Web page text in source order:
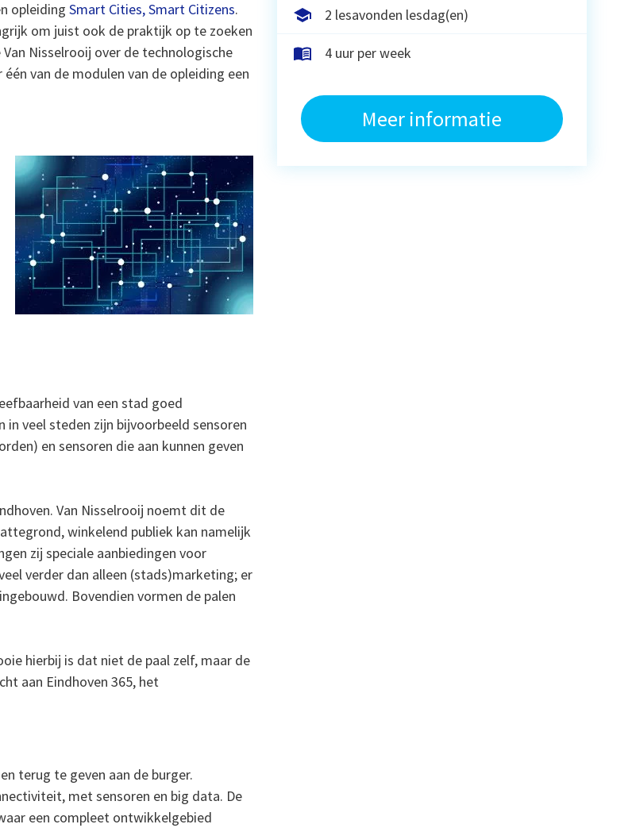
opleidingSmart Cities, Smart Citizens.
om juist ook de praktijk op te zoeken
Nisselrooij over de technologische
van de modulen van de opleiding een
van een stad goed
veel steden zijn bijvoorbeeld sensoren
en sensoren die aan kunnen geven
Van Nisselrooij noemt dit de
winkelend publiek kan namelijk
zij speciale aanbiedingen voor
verder dan alleen (stads)marketing; er
Bovendien vormen de palen
hierbij is dat niet de paal zelf, maar de
aan Eindhoven 365, het
terug te geven aan de burger.
met sensoren en big data. De
een compleet ontwikkelgebied
2 lesavonden lesdag(en)
4 uur per week
Meer informatie